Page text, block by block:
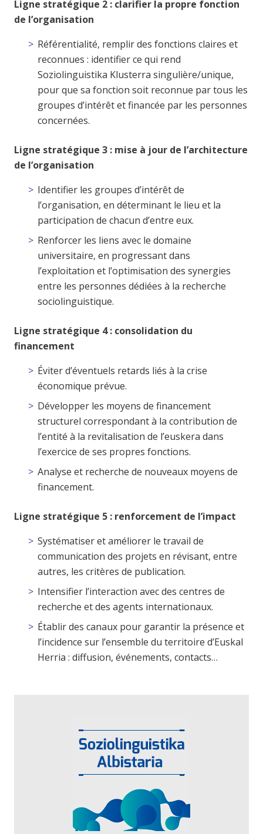
Ligne stratégique 2 : clarifier la propre fonction
de l’organisation
Référentialité, remplir des fonctions claires et
reconnues : identifier ce qui rend
Soziolinguistika Klusterra singulière/unique,
pour que sa fonction soit reconnue par tous les
groupes d’intérêt et financée par les personnes
concernées.
Ligne stratégique 3 : mise à jour de l’architecture
de l’organisation
Identifier les groupes d’intérêt de
l’organisation, en déterminant le lieu et la
participation de chacun d’entre eux.
Renforcer les liens avec le domaine
universitaire, en progressant dans
l’exploitation et l’optimisation des synergies
entre les personnes dédiées à la recherche
sociolinguistique.
Ligne stratégique 4 : consolidation du
financement
Éviter d’éventuels retards liés à la crise
économique prévue.
Développer les moyens de financement
structurel correspondant à la contribution de
l’entité à la revitalisation de l’euskera dans
l’exercice de ses propres fonctions.
Analyse et recherche de nouveaux moyens de
financement.
Ligne stratégique 5 : renforcement de l’impact
Systématiser et améliorer le travail de
communication des projets en révisant, entre
autres, les critères de publication.
Intensifier l’interaction avec des centres de
recherche et des agents internationaux.
Établir des canaux pour garantir la présence et
l’incidence sur l’ensemble du territoire d’Euskal
Herria : diffusion, événements, contacts…